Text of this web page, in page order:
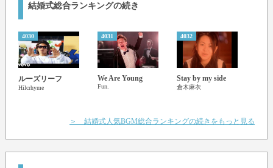
結婚式総合ランキングの続き
4030
ルーズリーフ
Hilcrhyme
4031
We Are Young
Fun.
4032
Stay by my side
倉木麻衣
＞ 結婚式人気BGM総合ランキングの続きをもっと見る